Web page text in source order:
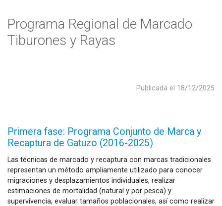
Programa Regional de Marcado
Tiburones y Rayas
Publicada el 18/12/2025
Primera fase: Programa Conjunto de Marca y
Recaptura de Gatuzo (2016-2025)
Las técnicas de marcado y recaptura con marcas tradicionales
representan un método ampliamente utilizado para conocer
migraciones y desplazamientos individuales, realizar
estimaciones de mortalidad (natural y por pesca) y
supervivencia, evaluar tamaños poblacionales, así como realizar